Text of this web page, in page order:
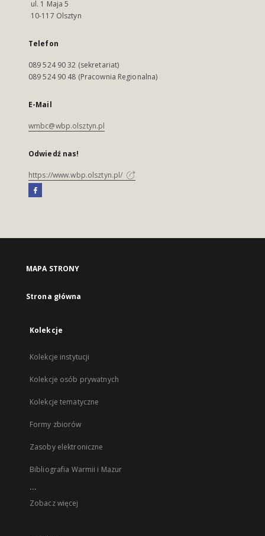
ul. 1 Maja 5
10-117 Olsztyn
Telefon
089 524 90 32 (sekretariat)
089 524 90 48 (Pracownia Regionalna)
E-Mail
wmbc@wbp.olsztyn.pl
Odwiedź nas!
https://www.wbp.olsztyn.pl/
MAPA STRONY
Strona główna
Kolekcje
Kolekcje instytucji
Kolekcje osób prywatnych
Kolekcje tematyczne
Formy zbiorów
Zasoby elektroniczne
Bibliografia Warmii i Mazur
...
Zobacz więcej